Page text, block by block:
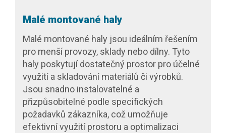
Malé montované haly
Malé montované haly jsou ideálním řešením
pro menší provozy, sklady nebo dílny. Tyto
haly poskytují dostatečný prostor pro účelné
využití a skladování materiálů či výrobků.
Jsou snadno instalovatelné a
přizpůsobitelné podle specifických
požadavků zákazníka, což umožňuje
efektivní využití prostoru a optimalizaci